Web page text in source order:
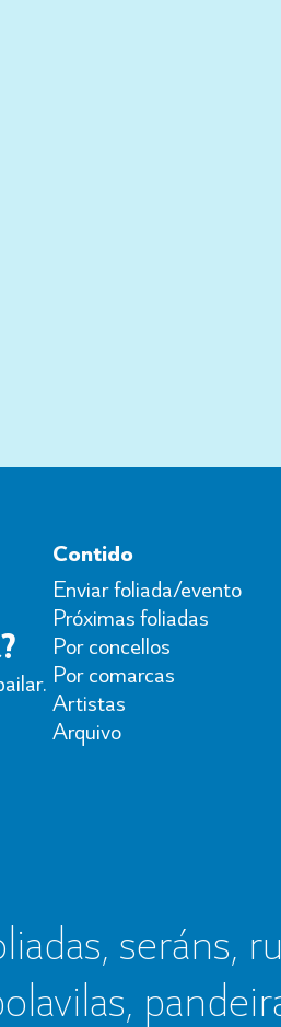
Contido
Enviar foliada/evento
Próximas foliadas
Por concellos
Por comarcas
Artistas
Arquivo
seráns,